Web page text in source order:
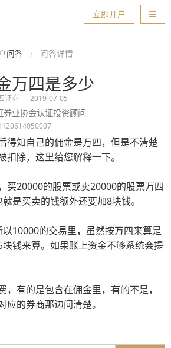
导航
立即开户
问答 问答详情
万四是多少
证券 2019-07-05
券业协会认证投资顾问
得知自己的佣金是万四，但是不清楚
扣除，这里给您解释一下。
买20000的股票或卖20000的股票万四
是买卖的钱额外还要加8块钱。
10000的交易里，虽然按万四来算是
钱来算。如果账上资金不够系统会提
，有的是包含在佣金里，有的不是，
应的券商那边问清楚。